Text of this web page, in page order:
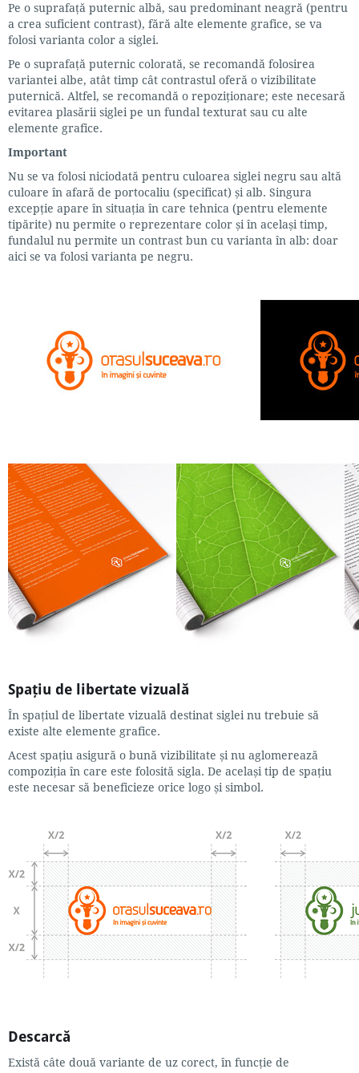
Pe o suprafaţă puternic albă, sau predominant neagră (pentru
a crea suficient contrast), fără alte elemente grafice, se va
folosi varianta color a siglei.
Pe o suprafaţă puternic colorată, se recomandă folosirea
variantei albe, atât timp cât contrastul oferă o vizibilitate
puternică. Altfel, se recomandă o repoziţionare; este necesară
evitarea plasării siglei pe un fundal texturat sau cu alte
elemente grafice.
Important
Nu se va folosi niciodată pentru culoarea siglei negru sau altă
culoare în afară de portocaliu (specificat) și alb. Singura
excepție apare în situația în care tehnica (pentru elemente
tipărite) nu permite o reprezentare color și în același timp,
fundalul nu permite un contrast bun cu varianta în alb: doar
aici se va folosi varianta pe negru.
Spaţiu de libertate vizuală
În spaţiul de libertate vizuală destinat siglei nu trebuie să
existe alte elemente grafice.
Acest spațiu asigură o bună vizibilitate și nu aglomerează
compoziția în care este folosită sigla. De același tip de spațiu
este necesar să beneficieze orice logo și simbol.
Descarcă
Există câte două variante de uz corect, în funcție de